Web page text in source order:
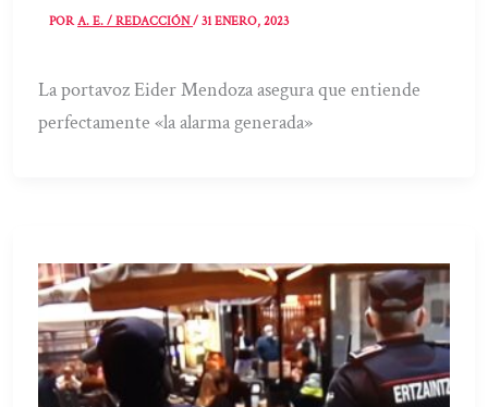
PORA. E. / REDACCIÓN/31 ENERO, 2023
La portavoz Eider Mendoza asegura que entiende
perfectamente «la alarma generada»